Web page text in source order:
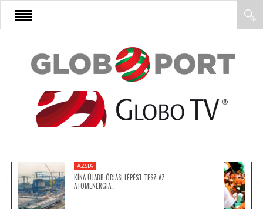
FŐOLDAL
AFRIKA
ÁZSIA
ÁZSIA
KÍNA ÚJABB ÓRIÁSI LÉPÉST TESZ AZ
ATOMENERGIA…